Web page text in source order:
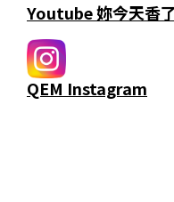
Youtube 妳今天香
QEM Instagram